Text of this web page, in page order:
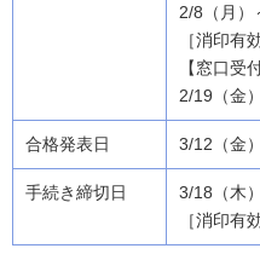
2/8（月）
［消印有
【窓口受付
2/19（金
3/12（金）
3/18（木）
［消印有